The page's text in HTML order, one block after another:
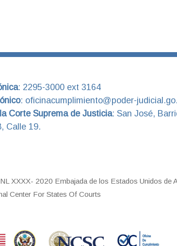
: 2295-3000 ext 3164
: oficinacumplimiento@poder-
Corte Suprema de Justicia: San José,
Calle 19.
XXXX- 2020 Embajada de los Estados Unidos de
Center For States Of Courts